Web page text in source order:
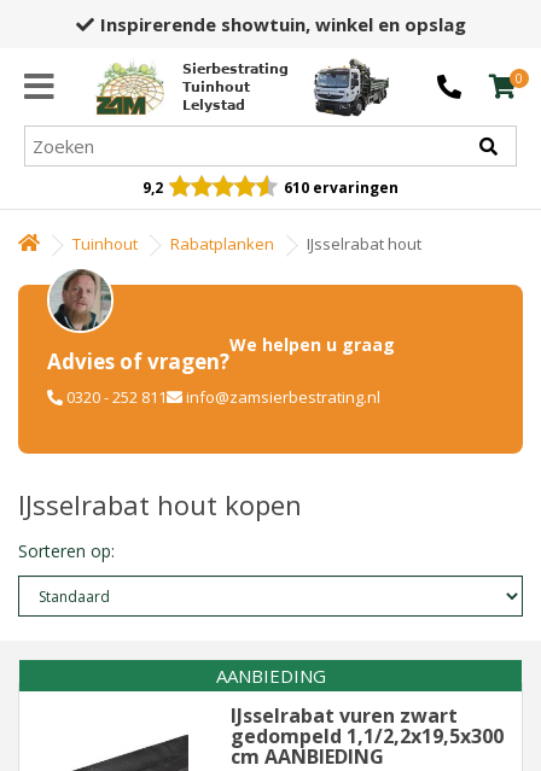
Inspirerende showtuin,winkel en opslag
Sierbestrating
Tuinhout
Lelystad
0
9,2 610 ervaringen
Tuinhout Rabatplanken IJsselrabat hout
Advies of vragen?
We helpen u graag
0320 - 252 811 info@zamsierbestrating.nl
IJsselrabat hout kopen
Sorteren op:
AANBIEDING
IJsselrabat vuren zwart
gedompeld 1,1/2,2x19,5x300
cm AANBIEDING